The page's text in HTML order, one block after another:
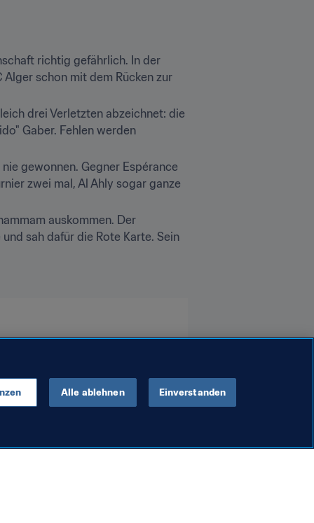
richtig gefährlich. In der
schon mit dem Rücken zur
drei Verletzten abzeichnet: die
Gaber. Fehlen werden
gewonnen. Gegner Espérance
zwei mal, Al Ahly sogar ganze
auskommen. Der
sah dafür die Rote Karte. Sein
Alle ablehnen Einverstanden